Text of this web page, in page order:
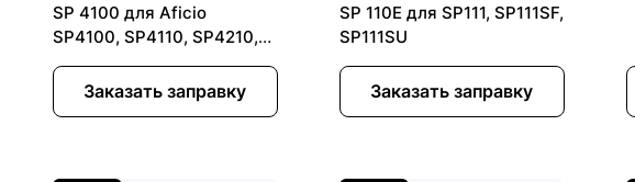
SP 4100 для Aficio
SP4100, SP4110, SP4210,
Заказать заправку
SP 110E для SP111, SP111SF,
SP111SU
Заказать заправку